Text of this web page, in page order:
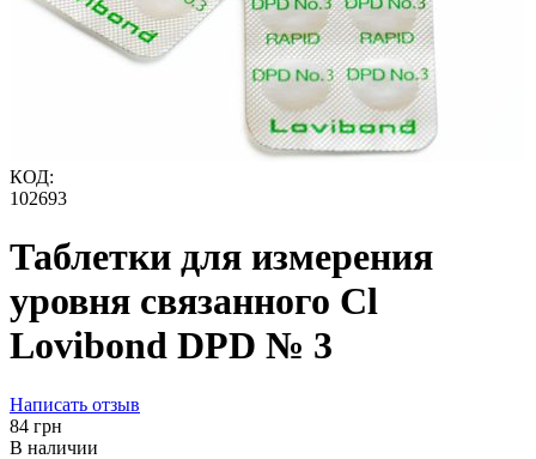
КОД:
102693
Таблетки для измерения
уровня связанного Cl
Lovibond DPD № 3
Написать отзыв
‍84‍ грн
В наличии